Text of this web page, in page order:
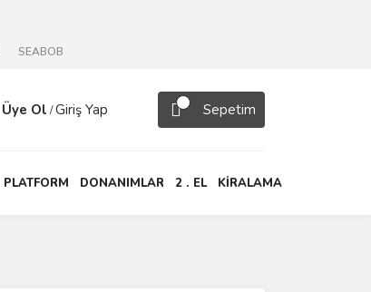
SEABOB
Üye Ol /Giriş Yap Sepetim
PLATFORM DONANIMLAR 2 . EL KİRALAMA